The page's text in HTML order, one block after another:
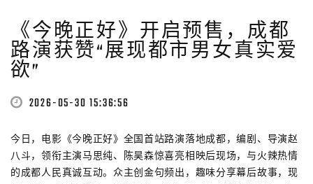
《今晚正好》开启预售，成都
路演获赞“展现都市男女真实爱
欲”
2026-05-30 15:36:56
今日，电影《今晚正好》全国首站路演落地成都，编剧、导演赵
八斗，领衔主演马思纯、陈昊森惊喜亮相映后现场，与火辣热情
的成都人民真诚互动。众主创金句频出，趣味分享幕后故事，现